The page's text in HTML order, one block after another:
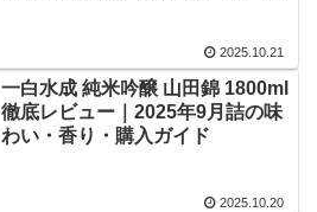
2025.10.21
一白水成 純米吟醸 山田錦 1800ml
徹底レビュー｜2025年9月詰の味
わい・香り・購入ガイド
2025.10.20